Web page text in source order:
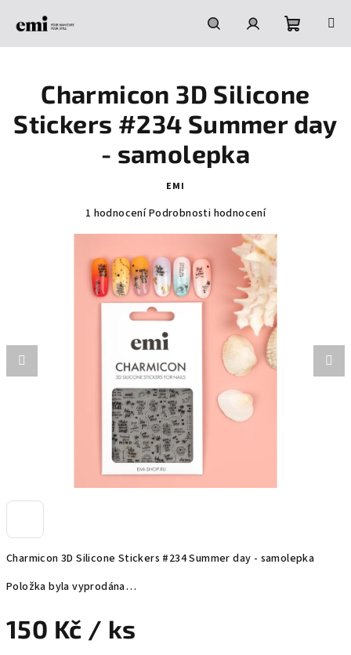
HledatPřihlášeníNákupní
košík
Charmicon 3D Silicone Stickers #234 Summer day - samolepka
Položka byla vyprodána…
150 Kč / ks
Charmicon 3D Silicone
Stickers #234 Summer day
- samolepka
EMI
Průměrné
je
5,0
z
hvězdiček.
1 hodnoceníPodrobnosti hodnocení